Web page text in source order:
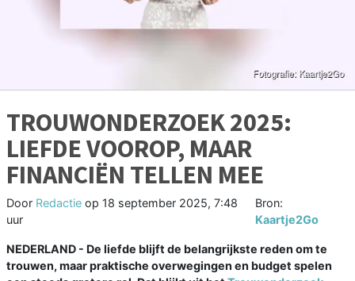
TROUWONDERZOEK 2025:
LIEFDE VOOROP, MAAR
FINANCIËN TELLEN MEE
Door Redactie op 18 september 2025, 7:48
uur
Bron:
Kaartje2Go
NEDERLAND - De liefde blijft de belangrijkste reden om te
trouwen, maar praktische overwegingen en budget spelen